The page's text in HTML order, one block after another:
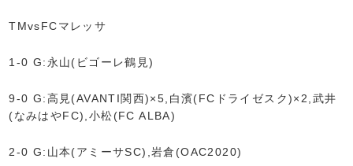
TMvsFCマレッサ
1-0 G:永山(ビゴーレ鶴見)
9-0 G:高見(AVANTI関西)×5,白濱(FCドライゼスク)×2,武井
(なみはやFC),小松(FC ALBA)
2-0 G:山本(アミーサSC),岩倉(OAC2020)